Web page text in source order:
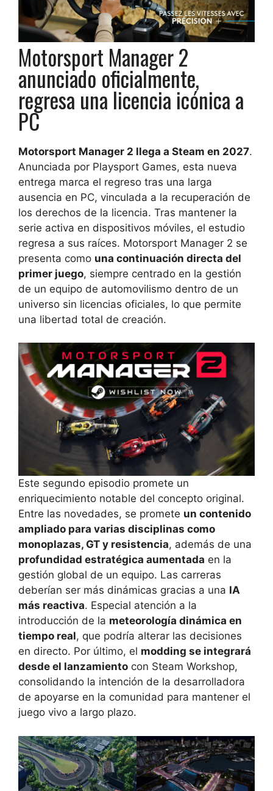
Motorsport Manager 2
anunciado oficialmente,
regresa una licencia icónica a
PC
Motorsport Manager 2 llega a Steam en 2027.
Anunciada por Playsport Games, esta nueva
entrega marca el regreso tras una larga
ausencia en PC, vinculada a la recuperación de
los derechos de la licencia. Tras mantener la
serie activa en dispositivos móviles, el estudio
regresa a sus raíces. Motorsport Manager 2 se
presenta como una continuación directa del
primer juego, siempre centrado en la gestión
de un equipo de automovilismo dentro de un
universo sin licencias oficiales, lo que permite
una libertad total de creación.
Este segundo episodio promete un
enriquecimiento notable del concepto original.
Entre las novedades, se promete un contenido
ampliado para varias disciplinas como
monoplazas, GT y resistencia, además de una
profundidad estratégica aumentada en la
gestión global de un equipo. Las carreras
deberían ser más dinámicas gracias a una IA
más reactiva. Especial atención a la
introducción de la meteorología dinámica en
tiempo real, que podría alterar las decisiones
en directo. Por último, el modding se integrará
desde el lanzamiento con Steam Workshop,
consolidando la intención de la desarrolladora
de apoyarse en la comunidad para mantener el
juego vivo a largo plazo.